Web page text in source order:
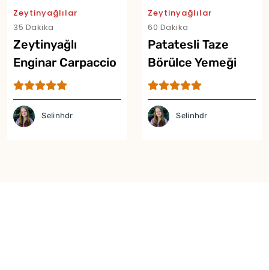
Zeytinyağlılar
35 Dakika
Zeytinyağlı
Enginar Carpaccio
Tarifi
Selinhdr
Zeytinyağlılar
60 Dakika
Patatesli Taze
Börülce Yemeği
Tarifi
Selinhdr